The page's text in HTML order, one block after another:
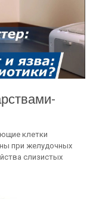
клетки
при желудочных
слизистых